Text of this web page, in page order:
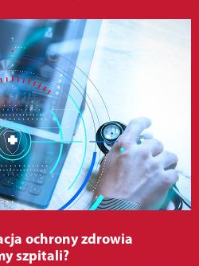
ochrony zdrowia
szpitali?